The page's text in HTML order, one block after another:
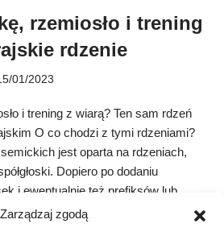
Zarządzaj zgodą
rzemiosło i trening
rdzenie
01/2023
i trening z wiarą? Ten sam rdzeń
jest oparta na rdzeniach,
Dopiero po dodaniu
i ewentualnie też prefiksów lub
słowa.